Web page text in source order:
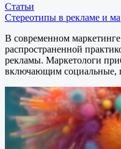
Статьи
Стереотипы в рекламе и
В современном маркетинге
распространенной
рекламы. Маркетологи
включающим социальные,